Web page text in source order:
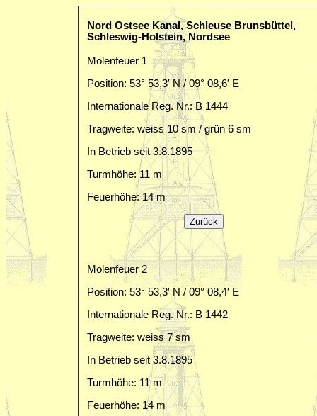
Nord Ostsee Kanal, Schleuse Brunsbüttel,
Schleswig-Holstein, Nordsee
Molenfeuer 1
Position: 53° 53,3′ N / 09° 08,6′ E
Internationale Reg. Nr.: B 1444
Tragweite: weiss 10 sm / grün 6 sm
In Betrieb seit 3.8.1895
Turmhöhe: 11 m
Feuerhöhe: 14 m
Molenfeuer 2
Position: 53° 53,3′ N / 09° 08,4′ E
Internationale Reg. Nr.: B 1442
Tragweite: weiss 7 sm
In Betrieb seit 3.8.1895
Turmhöhe: 11 m
Feuerhöhe: 14 m